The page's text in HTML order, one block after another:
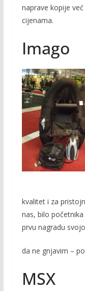
naprave kopije
cijenama.
Imago
kvalitet i za
nas, bilo
prvu nagradu
da ne gnjavim –
MSX